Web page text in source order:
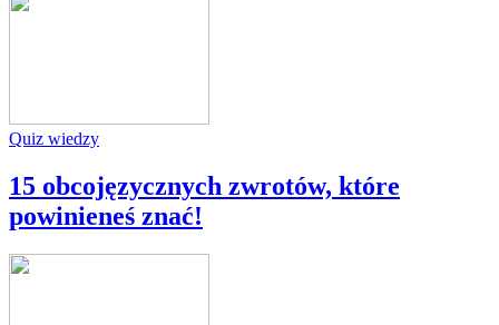
Quiz wiedzy
15 obcojęzycznych zwrotów, które
powinieneś znać!